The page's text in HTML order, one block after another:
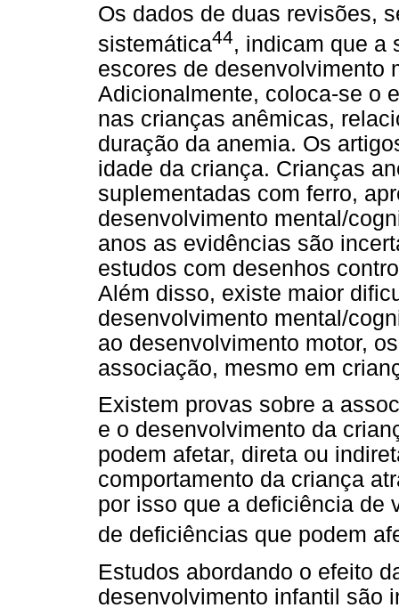
Os dados de duas revisões,
sistemática44, indicam que a
escores de desenvolvimento
Adicionalmente, coloca-se o
nas crianças anêmicas,
duração da anemia. Os
idade da criança. Crianças
suplementadas com ferro,
desenvolvimento mental/
anos as evidências são
estudos com desenhos
Além disso, existe maior
desenvolvimento mental/
ao desenvolvimento motor,
associação, mesmo em
Existem provas sobre a
e o desenvolvimento da
podem afetar, direta ou
comportamento da criança
por isso que a deficiência de
de deficiências que podem
Estudos abordando o efeito
desenvolvimento infantil são